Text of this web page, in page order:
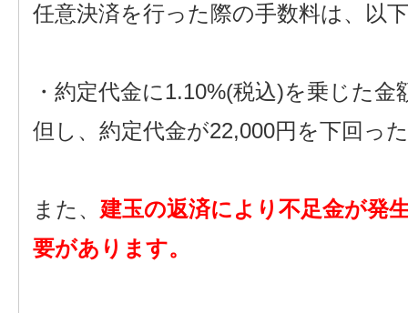
任意決済を行った際の手数料は、以
・約定代金に1.10%(税込)を乗じた
但し、約定代金が22,000円を下回っ
また、 建玉の返済により不足金が発
要があります。